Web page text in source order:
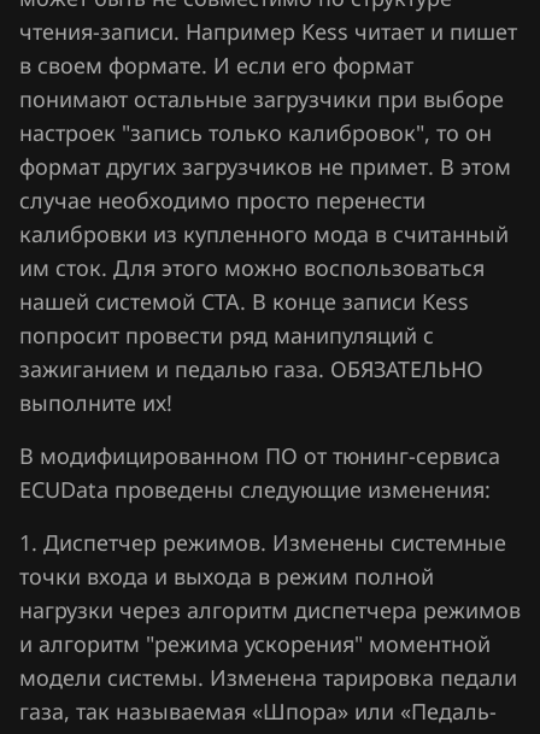
Skoda
Smart
Sollers
SsangYong
Subaru
Suzuki
Tenet
Toyota
Volkswagen
Volvo
Vortex
Zotye
чтения-записи. Например Kess читает и пишет
в своем формате. И если его формат
понимают остальные загрузчики при выборе
настроек "запись только калибровок", то он
формат других загрузчиков не примет. В этом
случае необходимо просто перенести
калибровки из купленного мода в считанный
им сток. Для этого можно воспользоваться
нашей системой CTA. В конце записи Kess
попросит провести ряд манипуляций с
зажиганием и педалью газа. ОБЯЗАТЕЛЬНО
выполните их!
В модифицированном ПО от тюнинг-сервиса
ECUData проведены следующие изменения:
1. Диспетчер режимов. Изменены системные
точки входа и выхода в режим полной
нагрузки через алгоритм диспетчера режимов
и алгоритм "режима ускорения" моментной
модели системы. Изменена тарировка педали
газа, так называемая «Шпора» или «Педаль-